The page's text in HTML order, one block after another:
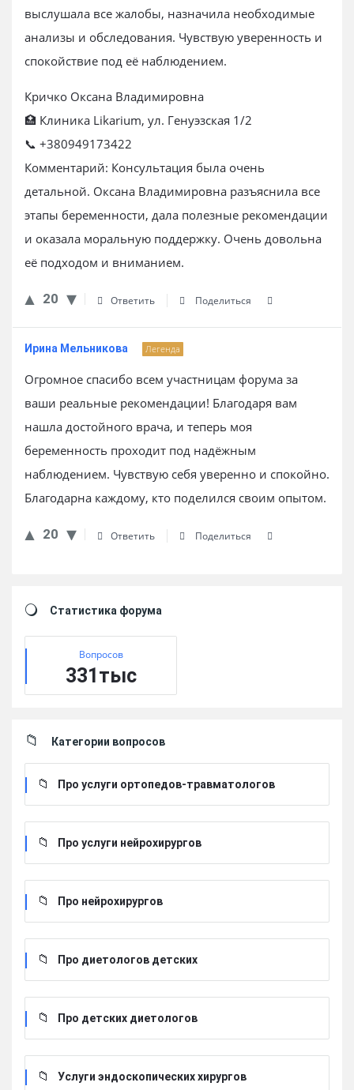
выслушала все жалобы, назначила необходимые
анализы и обследования. Чувствую уверенность и
спокойствие под её наблюдением.
Кричко Оксана Владимировна
🏥 Клиника Likarium, ул. Генуэзская 1/2
📞 +380949173422
Комментарий: Консультация была очень
детальной. Оксана Владимировна разъяснила все
этапы беременности, дала полезные рекомендации
и оказала моральную поддержку. Очень довольна
её подходом и вниманием.
20 Ответить Поделиться
Ирина Мельникова Легенда
Огромное спасибо всем участницам форума за
ваши реальные рекомендации! Благодаря вам
нашла достойного врача, и теперь моя
беременность проходит под надёжным
наблюдением. Чувствую себя уверенно и спокойно.
Благодарна каждому, кто поделился своим опытом.
20 Ответить Поделиться
Статистика форума
Вопросов
331тыс
Категории вопросов
Про услуги ортопедов-травматологов
Про услуги нейрохирургов
Про нейрохирургов
Про диетологов детских
Про детских диетологов
Услуги эндоскопических хирургов